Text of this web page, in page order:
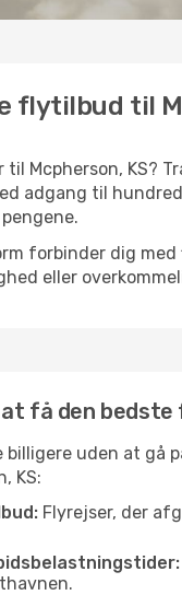
flytilbud til
Mcpherson, KS?
adgang til
forbinder dig med
eller
få den bedste
uden at gå
KS:
Flyrejser, der